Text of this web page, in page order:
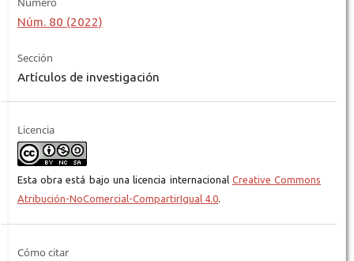
Núm. 80 (2022)
Sección
Artículos de investigación
Licencia
Esta obra está bajo una licencia internacional Creative Commons
Atribución-NoComercial-CompartirIgual 4.0.
Cómo citar